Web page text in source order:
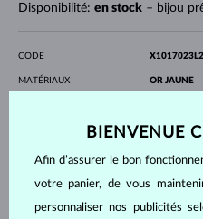
Disponibilité: en stock– bijou
CODE
MATÉRIAUX
OR JAUNE
PROFIL
BIENVENUE
Afin d’assurer le bon
votre panier, de vous
personnaliser nos publicités